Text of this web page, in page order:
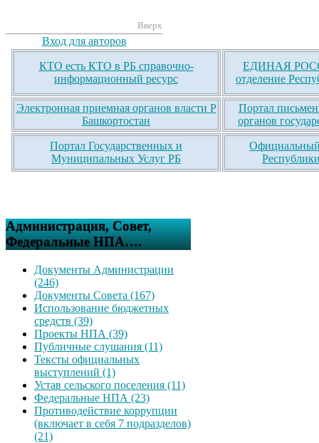
Вверх
Вход для авторов
КТО есть КТО в РБ справочно-
информационный ресурс
ЕДИНАЯ
отделение
Электронная приемная органов власти Р
Башкортостан
Портал
органов
Портал Государственных и
Муниципальных Услуг РБ
Официальный
Администрация, Совет,
Федеральные НПА….
Документы Администрации
(246)
Документы Совета (167)
Использование бюджетных
средств (39)
Проекты НПА (39)
Публичные слушания (11)
Тексты официальных
выступлений (1)
Устав сельского поселения (11)
Федеральные НПА (23)
Противодействие коррупции
(включает в себя 7 подразделов)
(21)